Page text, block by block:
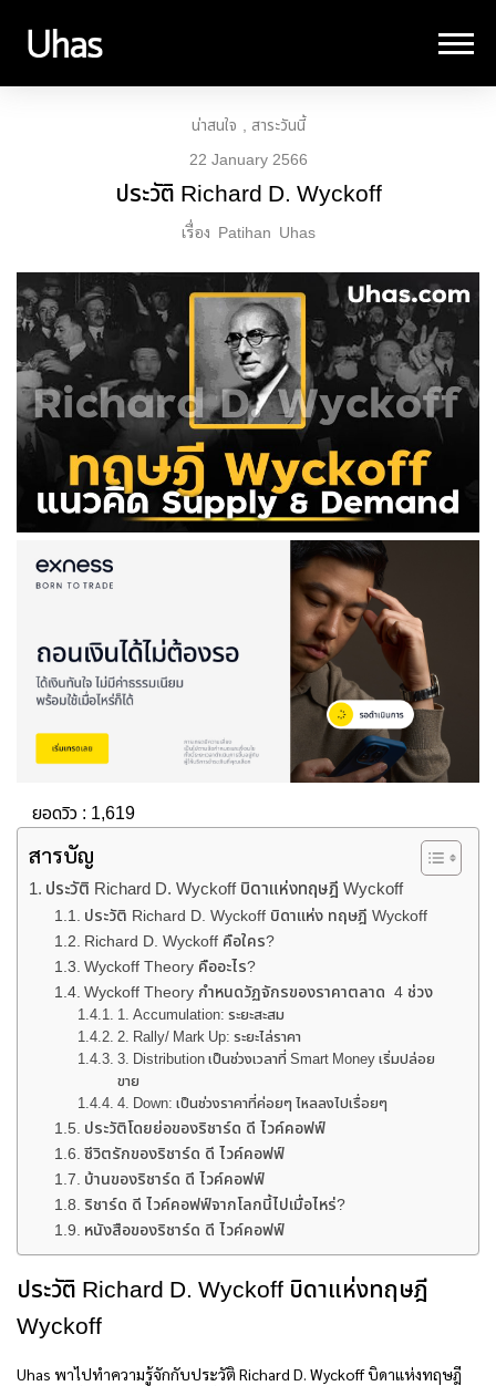
น่าสนใจ
สาระวันนี้
22 January 2566
ประวัติ Richard D. Wyckoff
เรื่อง Patihan Uhas
ยอดวิว : 1,619
สารบัญ
ประวัติ Richard D. Wyckoff บิดาแห่งทฤษฎี Wyckoff
ประวัติ Richard D. Wyckoff บิดาแห่ง ทฤษฎี Wyckoff
Richard D. Wyckoff คือใคร?
Wyckoff Theory คืออะไร?
Wyckoff Theory กำหนดวัฏจักรของราคาตลาด 4 ช่วง
1. Accumulation: ระยะสะสม
2. Rally/ Mark Up: ระยะไล่ราคา
3. Distribution เป็นช่วงเวลาที่ Smart Money เริ่มปล่อย
ขาย
4. Down: เป็นช่วงราคาที่ค่อยๆ ไหลลงไปเรื่อยๆ
ประวัติโดยย่อของริชาร์ด ดี ไวค์คอฟฟ์
ชีวิตรักของริชาร์ด ดี ไวค์คอฟฟ์
บ้านของริชาร์ด ดี ไวค์คอฟฟ์
ริชาร์ด ดี ไวค์คอฟฟ์จากโลกนี้ไปเมื่อไหร่?
หนังสือของริชาร์ด ดี ไวค์คอฟฟ์
ประวัติ Richard D. Wyckoff บิดาแห่งทฤษฎี
Wyckoff
Uhas พาไปทำความรู้จักกับประวัติ Richard D. Wyckoff บิดาแห่งทฤษฎี